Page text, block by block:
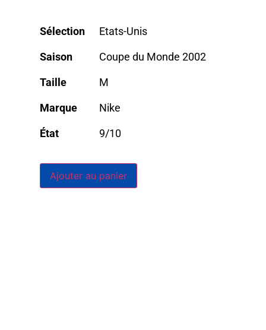
Sélection Etats-Unis
Saison Coupe du Monde 2002
Taille M
Marque Nike
État 9/10
Ajouter au panier